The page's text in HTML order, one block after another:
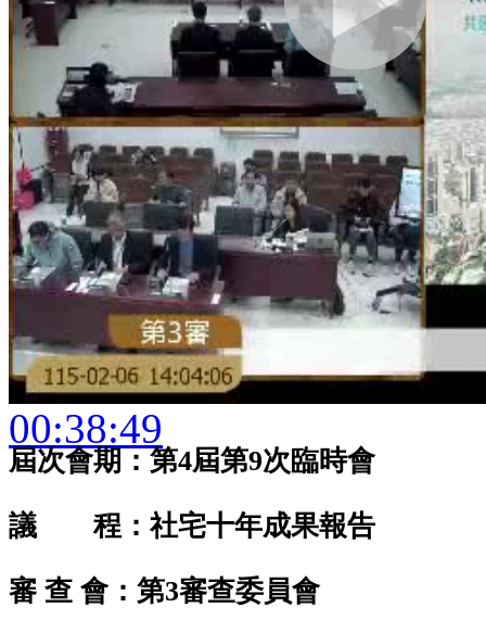
00:38:49
屆次會期：第4屆第9次臨時會
議 程：社宅十年成果報告
審 查 會：第3審查委員會